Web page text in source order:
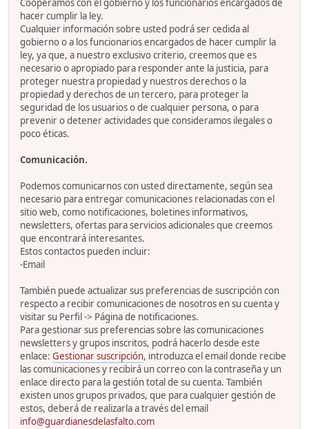
Cooperamos con el gobierno y los funcionarios encargados de
hacer cumplir la ley.
Cualquier información sobre usted podrá ser cedida al
gobierno o a los funcionarios encargados de hacer cumplir la
ley, ya que, a nuestro exclusivo criterio, creemos que es
necesario o apropiado para responder ante la justicia, para
proteger nuestra propiedad y nuestros derechos o la
propiedad y derechos de un tercero, para proteger la
seguridad de los usuarios o de cualquier persona, o para
prevenir o detener actividades que consideramos ilegales o
poco éticas.
Comunicación.
Podemos comunicarnos con usted directamente, según sea
necesario para entregar comunicaciones relacionadas con el
sitio web, como notificaciones, boletines informativos,
newsletters, ofertas para servicios adicionales que creemos
que encontrará interesantes.
Estos contactos pueden incluir:
-Email
También puede actualizar sus preferencias de suscripción con
respecto a recibir comunicaciones de nosotros en su cuenta y
visitar su Perfil -> Página de notificaciones.
Para gestionar sus preferencias sobre las comunicaciones
newsletters y grupos inscritos, podrá hacerlo desde este
enlace: Gestionar suscripción, introduzca el email donde recibe
las comunicaciones y recibirá un correo con la contraseña y un
enlace directo para la gestión total de su cuenta. También
existen unos grupos privados, que para cualquier gestión de
estos, deberá de realizarla a través del email
info@guardianesdelasfalto.com